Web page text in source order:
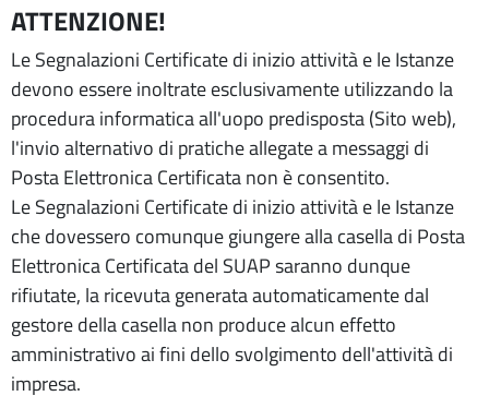
ATTENZIONE!
Le Segnalazioni Certificate di inizio attività e le Istanze
devono essere inoltrate esclusivamente utilizzando la
procedura informatica all'uopo predisposta (Sito web),
l'invio alternativo di pratiche allegate a messaggi di
Posta Elettronica Certificata non è consentito.
Le Segnalazioni Certificate di inizio attività e le Istanze
che dovessero comunque giungere alla casella di Posta
Elettronica Certificata del SUAP saranno dunque
rifiutate, la ricevuta generata automaticamente dal
gestore della casella non produce alcun effetto
amministrativo ai fini dello svolgimento dell'attività di
impresa.